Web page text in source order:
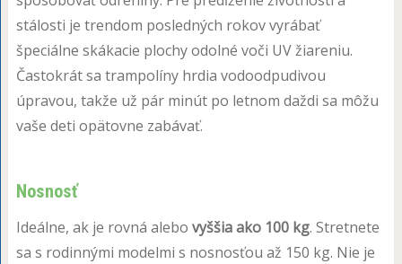
stálosti je trendom posledných rokov vyrábať
špeciálne skákacie plochy odolné voči UV žiareniu.
Častokrát sa trampolíny hrdia vodoodpudivou
úpravou, takže už pár minút po letnom daždi sa môžu
vaše deti opätovne zabávať.
Nosnosť
Ideálne, ak je rovná alebo vyššia ako 100 kg. Stretnete
sa s rodinnými modelmi s nosnosťou až 150 kg. Nie je